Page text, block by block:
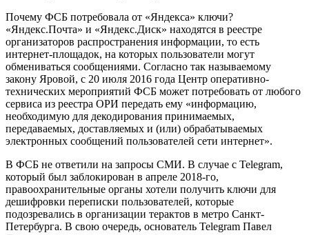
Почему ФСБ потребовала от «Яндекса» ключи?
«Яндекс.Почта» и «Яндекс.Диск» находятся в реестре
организаторов распространения информации, то есть
интернет-площадок, на которых пользователи могут
обмениваться сообщениями. Согласно так называемому
закону Яровой, с 20 июля 2016 года Центр оперативно-
технических мероприятий ФСБ может потребовать от любого
сервиса из реестра ОРИ передать ему «информацию,
необходимую для декодирования принимаемых,
передаваемых, доставляемых и (или) обрабатываемых
электронных сообщений пользователей сети интернет».
В ФСБ не ответили на запросы СМИ. В случае с Telegram,
который был заблокирован в апреле 2018-го,
правоохранительные органы хотели получить ключи для
дешифровки переписки пользователей, которые
подозревались в организации терактов в метро Санкт-
Петербурга. В свою очередь, основатель Telegram Павел